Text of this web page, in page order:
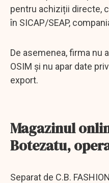
pentru achiziții directe,
în SICAP/SEAP,
De asemenea, firma nu
OSIM și nu apar date
export.
Magazinul
Botezatu,
Separat de C.B.